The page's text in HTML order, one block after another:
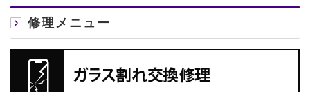
修理メニュー